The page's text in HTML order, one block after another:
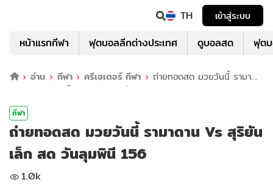
TH เข้าสู่ระบบ
หน้าแรกกีฬา ฟุตบอลลีกต่างประเทศ ดูบอลสด ฟุต
อ่าน กีฬา ครีเอเตอร์ กีฬา
ถ่ายทอดสด มวยวันนี้ รามา
ดาน Vs สุริยันเล็ก สด วันลุมพินี 156
กีฬา
ถ่ายทอดสด มวยวันนี้ รามาดาน Vs สุริยัน
เล็ก สด วันลุมพินี 156
1.0k